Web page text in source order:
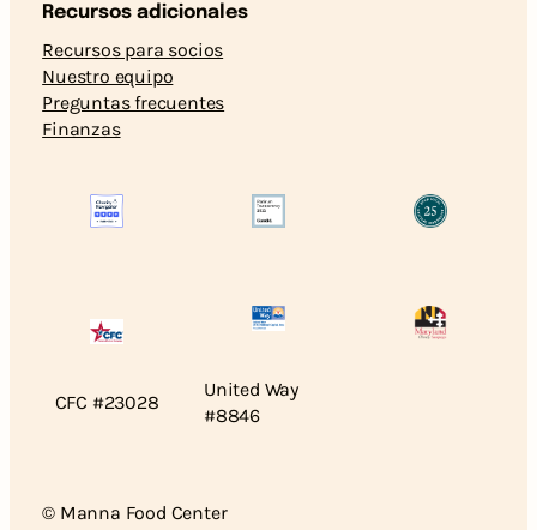
Recursos adicionales
Recursos para socios
Nuestro equipo
Preguntas frecuentes
Finanzas
CFC #23028
United Way
#8846
© Manna Food Center